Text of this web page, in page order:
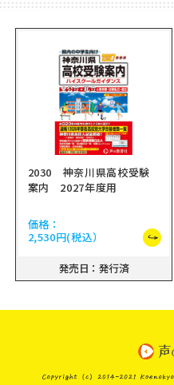
2030 神奈川県高校受験
案内 2027年度用
価格：
2,530円(税込）
発売日：発行済